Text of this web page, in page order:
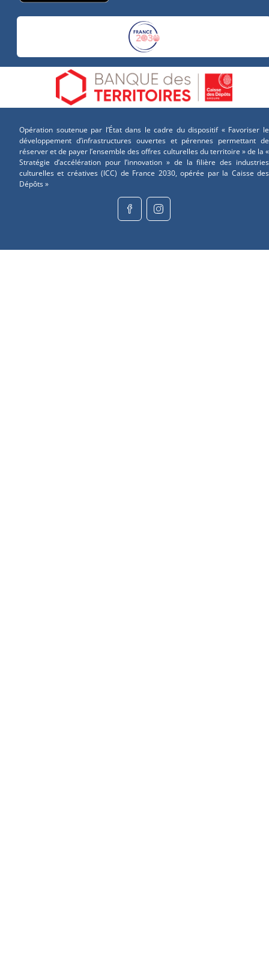
Opération soutenue par l’État dans le cadre du dispositif « Favoriser le
développement d’infrastructures ouvertes et pérennes permettant de
réserver et de payer l’ensemble des offres culturelles du territoire » de la «
Stratégie d’accélération pour l’innovation » de la filière des industries
culturelles et créatives (ICC) de France 2030, opérée par la Caisse des
Dépôts »